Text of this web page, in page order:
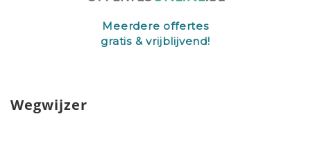
Meerdere offertes
gratis & vrijblijvend!
Wegwijzer